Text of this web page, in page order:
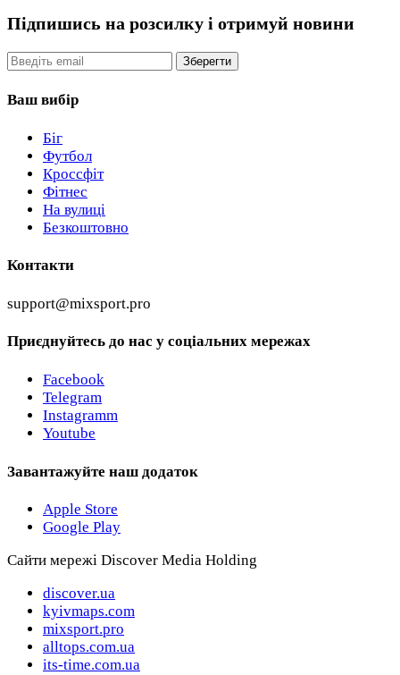
Підпишись на розсилку і отримуй новини
Email Зберегти
Ваш вибір
Біг
Футбол
Кроссфіт
Фітнес
На вулиці
Безкоштовно
Контакти
support@mixsport.pro
Приєднуйтесь до нас у соціальних мережах
Facebook
Telegram
Instagramm
Youtube
Завантажуйте наш додаток
Apple Store
Google Play
Сайти мережі Discover Media Holding
discover.ua
kyivmaps.com
mixsport.pro
alltops.com.ua
its-time.com.ua